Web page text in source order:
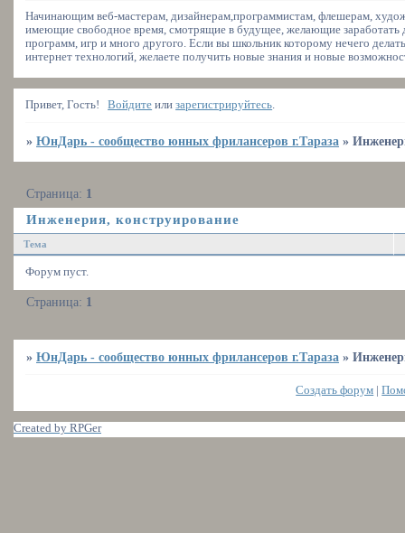
Начинающим веб-мастерам, дизайнерам,программистам, флешерам,
имеющие свободное время, смотрящие в будущее, желающие заработать
программ, игр и много другого. Если вы школьник которому нечего
интернет технологий, желаете получить новые знания и новые
Привет, Гость! Войдите илизарегистрируйтесь
»ЮнДарь - сообщество юнных фрилансеров г.Тараза »
Инженерия, конструирование
Страница: 1
Тема
Форум пуст.
Страница: 1
»ЮнДарь - сообщество юнных фрилансеров г.Тараза »
Создать форум |
Created by RPGer